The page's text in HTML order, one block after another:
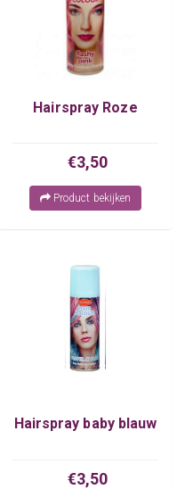
Hairspray Roze
€3,50
Product bekijken
Hairspray baby blauw
€3,50